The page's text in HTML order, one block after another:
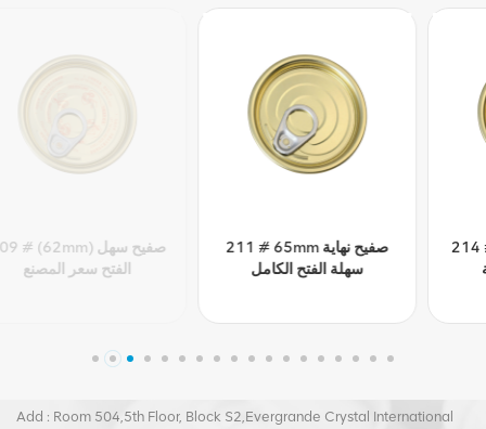
211 # 65mm صفيح نهاية
سهلة الفتح الكامل
214 # (70 مم) صفيح سهل
الفتح بسعر الجملة
+8617855139217
Add : Room 504,5th Floor, Block S2,Evergrande Crystal International